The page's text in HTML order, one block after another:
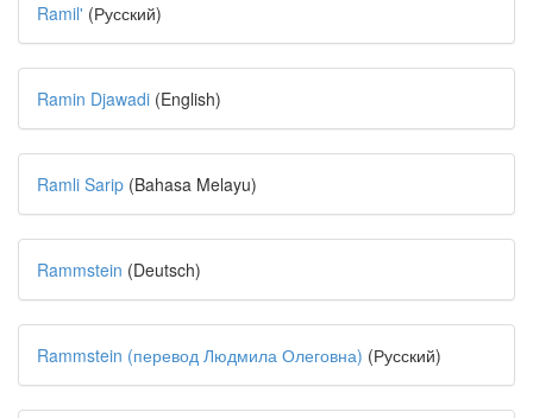
Ramil' (Русский)
Ramin Djawadi (English)
Ramli Sarip (Bahasa Melayu)
Rammstein (Deutsch)
Rammstein (перевод Людмила Олеговна) (Русский)